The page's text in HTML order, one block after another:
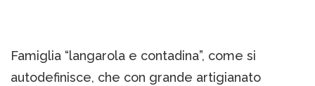
Famiglia “langarola e contadina”, come si
autodefinisce, che con grande artigianato